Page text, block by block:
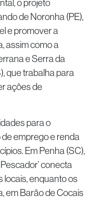
o projeto
de Noronha (PE),
e promover a
assim como a
e Serra da
que trabalha para
ações de
para o
emprego e renda
Em Penha (SC),
conecta
locais, enquanto os
em Barão de Cocais